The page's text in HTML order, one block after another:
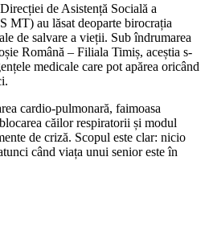
de Asistență Socială a
au lăsat deoparte birocrația
de salvare a vieții. Sub îndrumarea
Română – Filiala Timiș, aceștia s-
medicale care pot apărea oricând
cardio-pulmonară, faimoasa
căilor respiratorii și modul
de criză. Scopul este clar: nicio
când viața unui senior este în